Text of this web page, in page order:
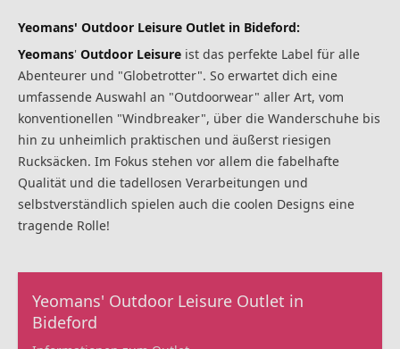
Yeomans' Outdoor Leisure Outlet in Bideford:
Yeomans' Outdoor Leisure ist das perfekte Label für alle
Abenteurer und "Globetrotter". So erwartet dich eine
umfassende Auswahl an "Outdoorwear" aller Art, vom
konventionellen "Windbreaker", über die Wanderschuhe bis
hin zu unheimlich praktischen und äußerst riesigen
Rucksäcken. Im Fokus stehen vor allem die fabelhafte
Qualität und die tadellosen Verarbeitungen und
selbstverständlich spielen auch die coolen Designs eine
tragende Rolle!
Yeomans' Outdoor Leisure Outlet in
Bideford